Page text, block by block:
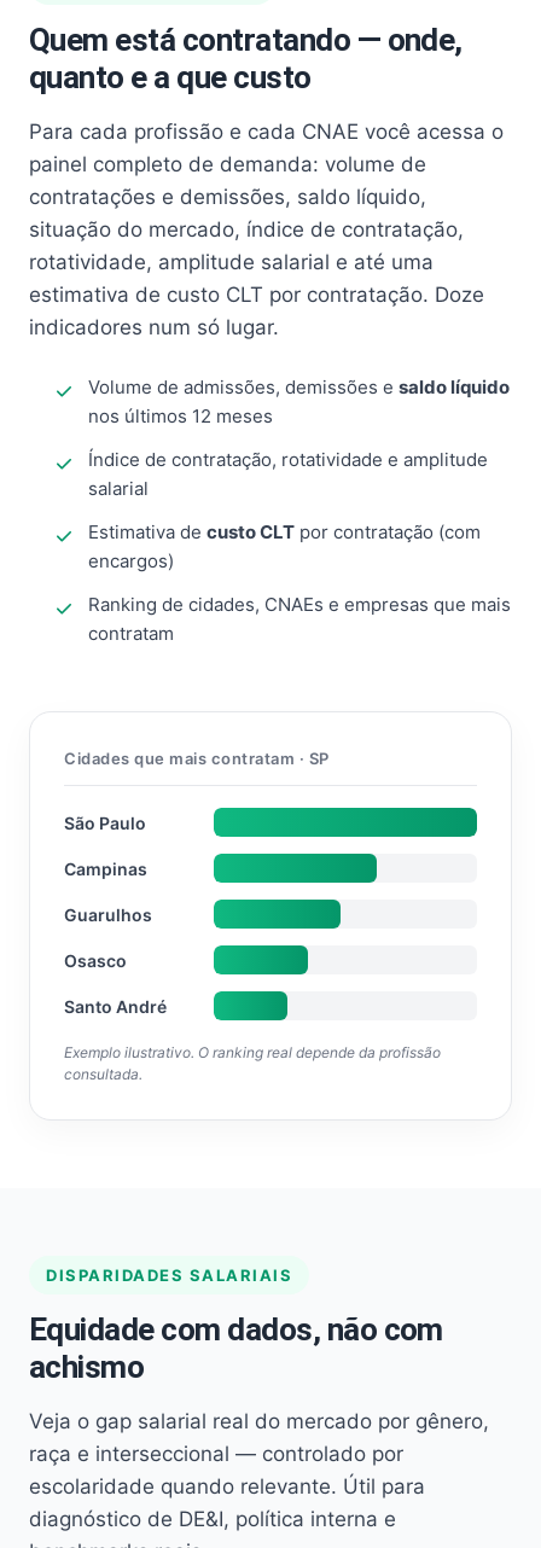
Quem está contratando — onde,
quanto e a que custo
Para cada profissão e cada CNAE você acessa o
painel completo de demanda: volume de
contratações e demissões, saldo líquido,
situação do mercado, índice de contratação,
rotatividade, amplitude salarial e até uma
estimativa de custo CLT por contratação. Doze
indicadores num só lugar.
Volume de admissões, demissões e saldo líquido
nos últimos 12 meses
Índice de contratação, rotatividade e amplitude
salarial
Estimativa de custo CLT por contratação (com
encargos)
Ranking de cidades, CNAEs e empresas que mais
contratam
Cidades que mais contratam · SP
São Paulo
Campinas
Guarulhos
Osasco
Santo André
Exemplo ilustrativo. O ranking real depende da profissão
consultada.
DISPARIDADES SALARIAIS
Equidade com dados, não com
achismo
Veja o gap salarial real do mercado por gênero,
raça e interseccional — controlado por
escolaridade quando relevante. Útil para
diagnóstico de DE&I, política interna e